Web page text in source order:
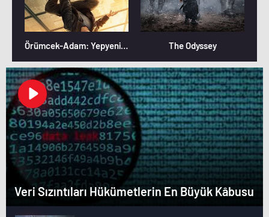
The Odyssey
Veri Sızıntıları Hükümetlerin En Büyük Kâbusu